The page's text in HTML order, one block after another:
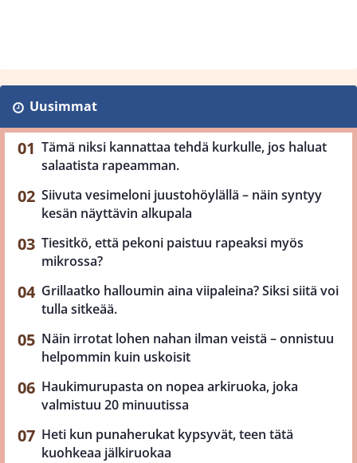
Uusimmat
Tämä niksi kannattaa tehdä kurkulle, jos haluat
salaatista rapeamman.
Siivuta vesimeloni juustohöylällä – näin syntyy
kesän näyttävin alkupala
Tiesitkö, että pekoni paistuu rapeaksi myös
mikrossa?
Grillaatko halloumin aina viipaleina? Siksi siitä voi
tulla sitkeää.
Näin irrotat lohen nahan ilman veistä – onnistuu
helpommin kuin uskoisit
Haukimurupasta on nopea arkiruoka, joka
valmistuu 20 minuutissa
Heti kun punaherukat kypsyvät, teen tätä
kuohkeaa jälkiruokaa